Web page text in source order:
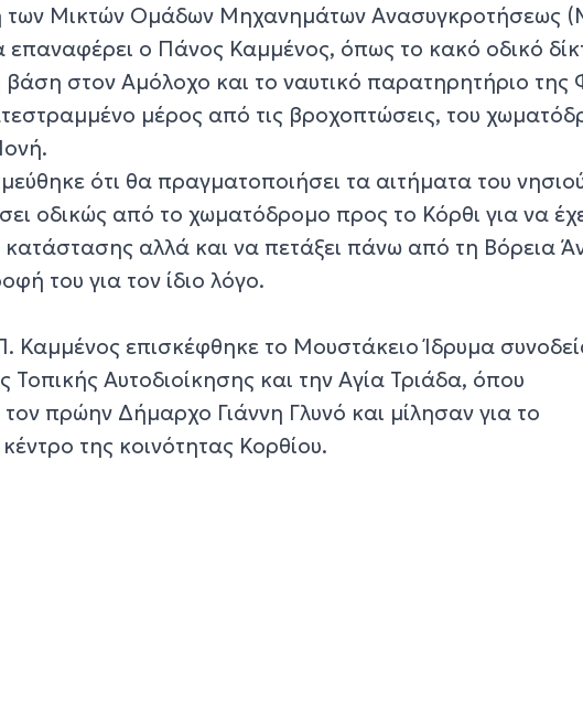
των Μικτών Ομάδων Μηχανημάτων Ανασυγκροτήσεως
επαναφέρει ο Πάνος Καμμένος, όπως το κακό οδικό
βάση στον Αμόλοχο και το ναυτικό παρατηρητήριο
μέρος από τις βροχοπτώσεις, του
ότι θα πραγματοποιήσει τα αιτήματα του
οδικώς από το χωματόδρομο προς το Κόρθι για να
κατάστασης αλλά και να πετάξει πάνω από τη Βόρεια
του για τον ίδιο λόγο.
Καμμένος επισκέφθηκε το Μουστάκειο Ίδρυμα
Αυτοδιοίκησης και την Αγία Τριάδα, όπου
πρώην Δήμαρχο Γιάννη Γλυνό και μίλησαν για το
της κοινότητας Κορθίου.